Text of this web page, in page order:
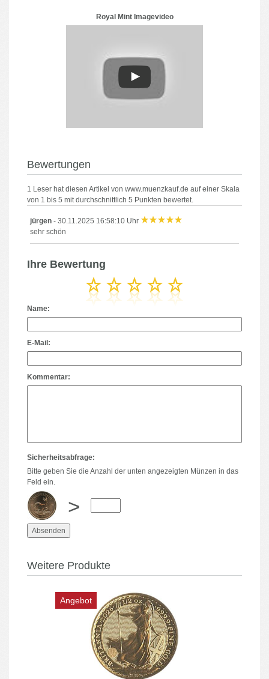
Royal Mint Imagevideo
Bewertungen
1 Leser hat diesen Artikel von www.muenzkauf.de auf einer Skala
von 1 bis 5 mit durchschnittlich 5 Punkten bewertet.
jürgen - 30.11.2025 16:58:10 Uhr
sehr schön
Ihre Bewertung
Name:
E-Mail:
Kommentar:
Sicherheitsabfrage:
Bitte geben Sie die Anzahl der unten angezeigten Münzen in das
Feld ein.
>
Weitere Produkte
Angebot